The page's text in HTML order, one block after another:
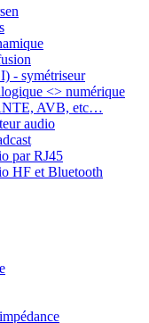
- symétriseur
<> numérique
AVB, etc…
audio
par RJ45
HF et Bluetooth